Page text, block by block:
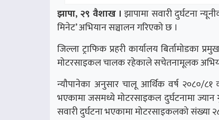
झापा, २९ वैशाख । झापामा सवारी दुर्घटना
मिनेट’ अभियान सञ्चालन गरिएको छ ।
जिल्ला ट्राफिक प्रहरी कार्यालय बिर्तामोडका
मोटरसाइकल चालक रहेकाले सचेतनामूलक
न्यौपानेका अनुसार चालू आर्थिक वर्ष २०८०/८१
भएकामा जसमध्ये मोटरसाइकल दुर्घटनामा
सवारी दुर्घटना भएकामा मोटरसाइकलको संख्या